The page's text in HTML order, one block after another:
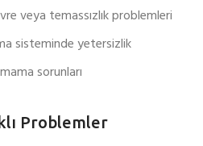
veya temassızlık problemleri
sisteminde yetersizlik
sorunları
Problemler